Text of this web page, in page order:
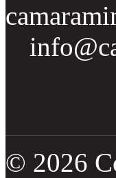
© 2026